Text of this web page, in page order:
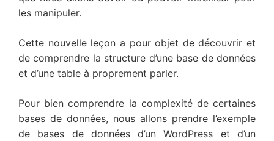
les manipuler.
Cette nouvelle leçon a pour objet de découvrir et
de comprendre la structure d’une base de données
et d’une table à proprement parler.
Pour bien comprendre la complexité de certaines
bases de données, nous allons prendre l’exemple
de bases de données d’un WordPress et d’un